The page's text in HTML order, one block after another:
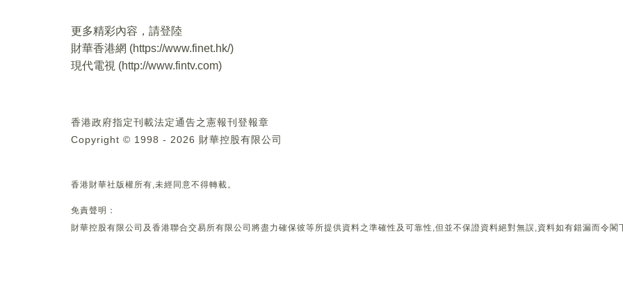
更多精彩內容，請登陸
財華香港網 (https://www.finet.hk/)
現代電視 (http://www.fintv.com)
香港政府指定刊載法定通告之憲報刊登報章
Copyright © 1998 - 2026 財華控股有限公司
香港財華社版權所有,未經同意不得轉載。
免責聲明：
財華控股有限公司及香港聯合交易所有限公司將盡力確保彼等所提供資料之準確性及可靠性,但並不保證資料絕對無誤,資料如有錯漏而令閣